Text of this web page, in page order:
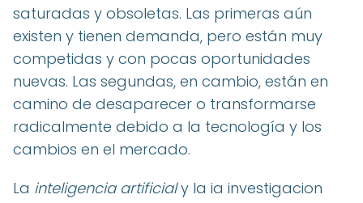
saturadas y obsoletas. Las primeras aún
existen y tienen demanda, pero están muy
competidas y con pocas oportunidades
nuevas. Las segundas, en cambio, están en
camino de desaparecer o transformarse
radicalmente debido a la tecnología y los
cambios en el mercado.
La inteligencia artificialy la ia investigacion